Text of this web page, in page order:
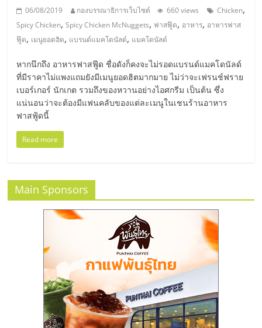
เอ็
มอี
ไทย,
SMEs,
แฟ
รน
ไชส์,
ปรึกษา
แฟ
06/08/2019 กองบรรณาธิการเว็บไซต์ 660 views Chicken,
Spicy Chicken,Spicy Chicken McNuggets, ฟาสฟู๊ด, อาหาร, อาหารฟาส
ฟู๊ด, เมนูยอดฮิต, แบรนด์แมคโดนัลด์, แมคโดนัลด์
หากนึกถึง อาหารฟาสฟู๊ด ชื่อดังก็คงจะไม่รอดแบรนด์แมคโดนัลด์
ที่มีราคาไม่แพงแถมยังมีเมนูยอดฮิตมากมาย ไม่ว่าจะเฟรนช์ฟราย
เบอร์เกอร์ นักเกต รวมถึงของหวานอย่างไอศกรีม เป็นต้น ซึ่ง
แน่นอนว่าจะต้องมีแฟนคลับของแต่ละเมนูในเชนร้านอาหาร
ฟาสฟู้ดนี้
Read more
Main Sponsors